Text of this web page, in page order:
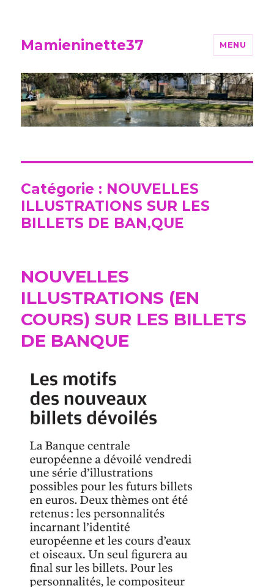
Mamieninette37 MENU
Catégorie : NOUVELLES
ILLUSTRATIONS SUR LES
BILLETS DE BAN,QUE
NOUVELLES
ILLUSTRATIONS (EN
COURS) SUR LES BILLETS
DE BANQUE